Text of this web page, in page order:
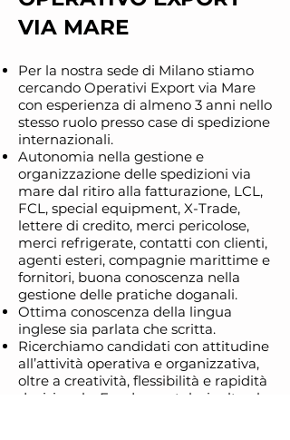
VIA MARE
Per la nostra sede di Milano stiamo
cercando Operativi Export via Mare
con esperienza di almeno 3 anni nello
stesso ruolo presso case di spedizione
internazionali.
Autonomia nella gestione e
organizzazione delle spedizioni via
mare dal ritiro alla fatturazione, LCL,
FCL, special equipment, X-Trade,
lettere di credito, merci pericolose,
merci refrigerate, contatti con clienti,
agenti esteri, compagnie marittime e
fornitori, buona conoscenza nella
gestione delle pratiche doganali.
Ottima conoscenza della lingua
inglese sia parlata che scritta.
Ricerchiamo candidati con attitudine
all’attività operativa e organizzativa,
oltre a creatività, flessibilità e rapidità
decisionale. Fondamentale, inoltre, la